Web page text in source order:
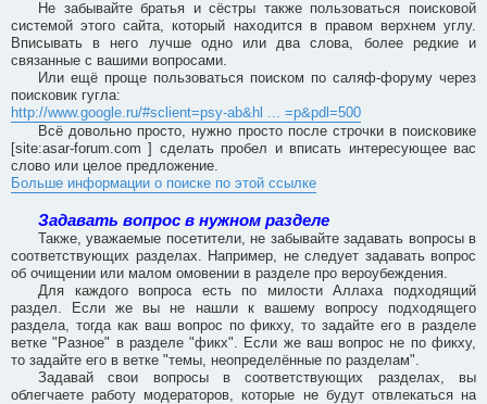
Не забывайте братья и сёстры также пользоваться поисковой
системой этого сайта, который находится в правом верхнем углу.
Вписывать в него лучше одно или два слова, более редкие и
связанные с вашими вопросами.
Или ещё проще пользоваться поиском по саляф-форуму через
поисковик гугла:
http://www.google.ru/#sclient=psy-ab&hl ... =p&pdl=500
Всё довольно просто, нужно просто после строчки в поисковике
[site:asar-forum.com ] сделать пробел и вписать интересующее вас
слово или целое предложение.
Больше информации о поиске по этой ссылке
Задавать вопрос в нужном разделе
Также, уважаемые посетители, не забывайте задавать вопросы в
соответствующих разделах. Например, не следует задавать вопрос
об очищении или малом омовении в разделе про вероубеждения.
Для каждого вопроса есть по милости Аллаха подходящий
раздел. Если же вы не нашли к вашему вопросу подходящего
раздела, тогда как ваш вопрос по фикху, то задайте его в разделе
ветке "Разное" в разделе "фикх". Если же ваш вопрос не по фикху,
то задайте его в ветке "темы, неопределённые по разделам".
Задавай свои вопросы в соответствующих разделах, вы
облегчаете работу модераторов, которые не будут отвлекаться на